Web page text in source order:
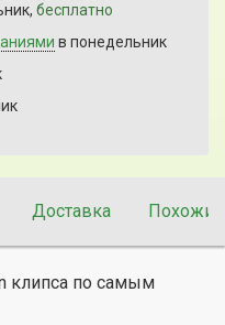
бесплатно
в понедельник
Доставка
клипса по самым